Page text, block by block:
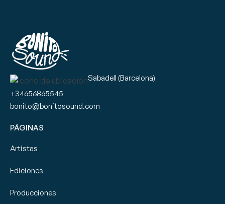
Sabadell (Barcelona)
+34656865545
bonito@bonitosound.com
PÁGINAS
Artistas
Ediciones
Producciones